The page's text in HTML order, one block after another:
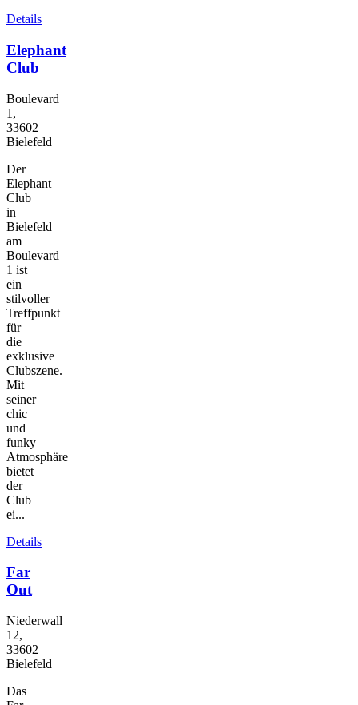
Details
Elephant
Club
Boulevard
1,
33602
Bielefeld
Der
Elephant
Club
in
Bielefeld
am
Boulevard
1 ist
ein
stilvoller
Treffpunkt
für
die
exklusive
Clubszene.
Mit
seiner
chic
und
funky
Atmosphäre
bietet
der
Club
ei...
Details
Far
Out
Niederwall
12,
33602
Bielefeld
Das